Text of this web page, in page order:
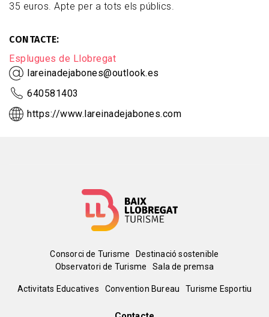
35 euros. Apte per a tots els públics.
CONTACTE
Esplugues de Llobregat
lareinadejabones@outlook.es
640581403
https://www.lareinadejabones.com
Menú
del
Consorci de Turisme
Destinació sostenible
Observatori de Turisme
Sala de premsa
Peu
Activitats Educatives Convention Bureau Turisme Esportiu